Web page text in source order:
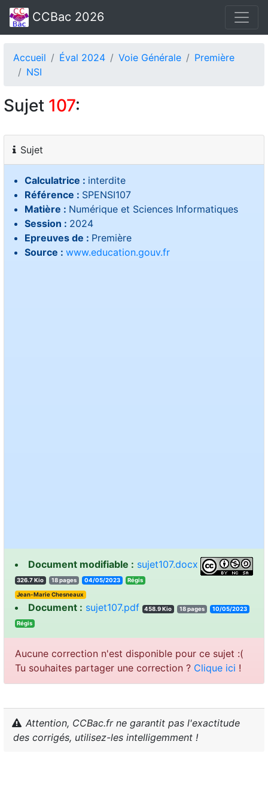
CCBac 2026
Accueil Éval 2024 Voie Générale
Première
NSI
Sujet 107:
Sujet
Calculatrice : interdite
Référence : SPENSI107
Matière : Numérique et Sciences Informatiques
Session : 2024
Epreuves de : Première
Source : www.education.gouv.fr
Document modifiable : sujet107.docx
326.7 Kio 18 pages 04/05/2023 sigéR
Jean-Marie Chesneaux
Document : sujet107.pdf 458.9 Kio 18 pages 10/05/2023
sigéR
Aucune correction n'est disponible pour ce sujet :(
Tu souhaites partager une correction ? Clique ici !
Attention, CCBac.fr ne garantit pas l'exactitude
des corrigés, utilisez-les intelligemment !